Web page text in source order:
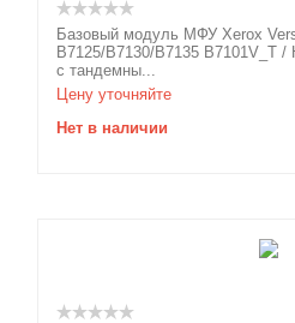
Базовый модуль МФУ Xerox
B7125/B7130/B7135 B7101V_T /
с тандемны...
Цену уточняйте
Нет в наличии